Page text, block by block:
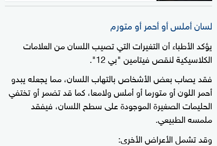
لسان أملس أو أحمر أو متورم
يؤكد الأطباء أن التغيرات التي تصيب اللسان من العلامات
الكلاسيكية لنقص فيتامين "بي 12".
فقد يصاب بعض الأشخاص بالتهاب اللسان، مما يجعله يبدو
أحمر اللون أو متورما أو أملس ولامعا، كما قد تضمر أو تختفي
الحليمات الصغيرة الموجودة على سطح اللسان، فيفقد
ملمسه الطبيعي.
وقد تشمل الأعراض الأخرى: